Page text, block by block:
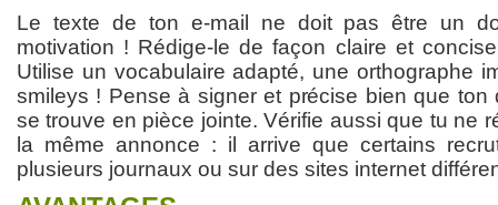
Le texte de ton e-mail ne doit pas être un
motivation ! Rédige-le de façon claire et
Utilise un vocabulaire adapté, une orthographe
smileys ! Pense à signer et précise bien que ton
se trouve en pièce jointe. Vérifie aussi que tu ne
la même annonce : il arrive que certains
plusieurs journaux ou sur des sites internet